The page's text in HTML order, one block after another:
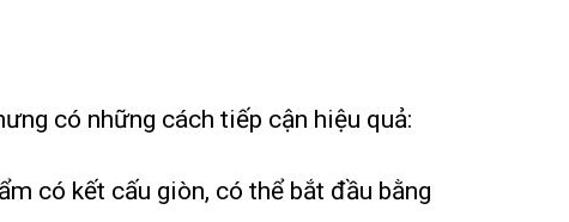
có những cách tiếp cận hiệu quả:
có kết cấu giòn, có thể bắt đầu bằng